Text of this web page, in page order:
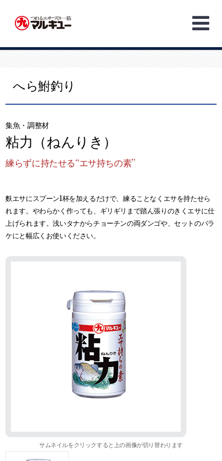
へら鮒釣り
集魚・調整材
粘力（ねんりき）
練らずに持たせる“エサ持ちの素”
麩エサにスプーン1杯を加えるだけで、練ることなくエサを持たせら
れます。やわらかく作っても、ギリギリまで踏ん張りのきくエサに仕
上げられます。浅いタナからチョーチンの両ダンゴや、セットのバラ
ケにと幅広くお使いください。
サムネイルをクリックすると上の画像が切り替わります